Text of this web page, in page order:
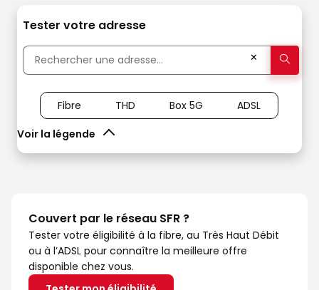
Tester votre adresse
✕
Voir la légende
Fibre THD Box 5G ADSL
Couvert par le réseau SFR ?
Tester votre éligibilité à la fibre, au Très Haut Débit
ou à l’ADSL pour connaître la meilleure offre
disponible chez vous.